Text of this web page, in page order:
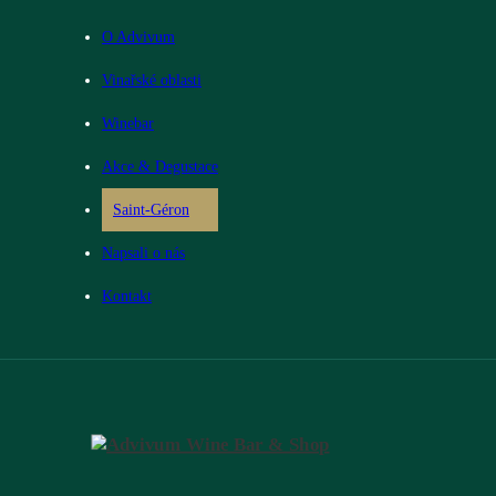
O Advivum
Vinařské oblasti
Winebar
Akce & Degustace
Saint-Géron
Napsali o nás
Kontakt